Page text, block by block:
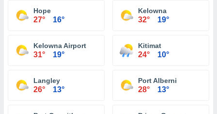
Hope
27° 16°
Kelowna
32° 19°
Kelowna Airport
31° 19°
Kitimat
24° 10°
Langley
26° 13°
Port Alberni
28° 13°